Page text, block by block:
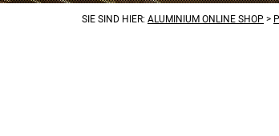
SIE SIND HIER: ALUMINIUM ONLINE SHOP >